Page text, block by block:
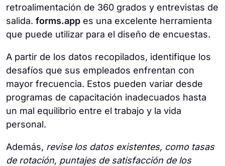
retroalimentación de 360 grados y entrevistas de
salida. forms.app es una excelente herramienta
que puede utilizar para el diseño de encuestas.
A partir de los datos recopilados, identifique los
desafíos que sus empleados enfrentan con
mayor frecuencia. Estos pueden variar desde
programas de capacitación inadecuados hasta
un mal equilibrio entre el trabajo y la vida
personal.
Además, revise los datos existentes, como tasas
de rotación, puntajes de satisfacción de los